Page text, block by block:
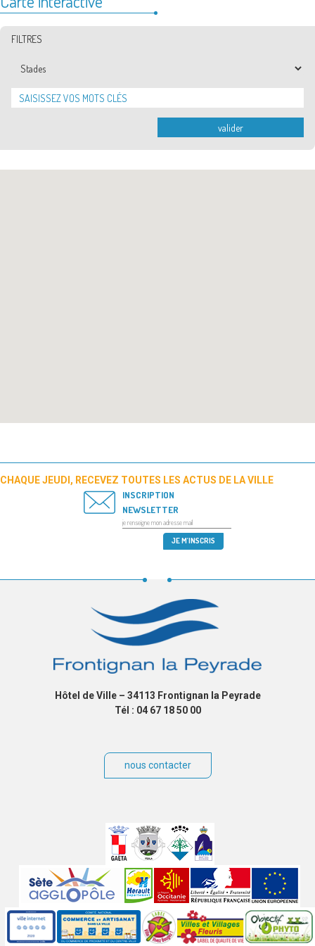
FILTRES
Catégories
valider
CHAQUE JEUDI, RECEVEZ TOUTES LES ACTUS DE LA VILLE
INSCRIPTION
NEWSLETTER
Hôtel de Ville – 34113 Frontignan la Peyrade
Tél : 04 67 18 50 00
nous contacter
partenaires
Labels